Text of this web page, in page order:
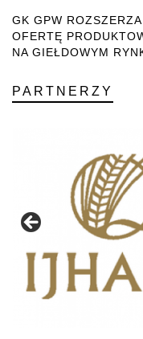
GK GPW ROZSZERZA
OFERTĘ
NA GIEŁDOWYM
PARTNERZY